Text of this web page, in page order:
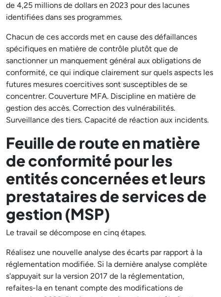
de 4,25 millions de dollars en 2023 pour des lacunes
identifiées dans ses programmes.
Chacun de ces accords met en cause des défaillances
spécifiques en matière de contrôle plutôt que de
sanctionner un manquement général aux obligations de
conformité, ce qui indique clairement sur quels aspects les
futures mesures coercitives sont susceptibles de se
concentrer. Couverture MFA. Discipline en matière de
gestion des accès. Correction des vulnérabilités.
Surveillance des tiers. Capacité de réaction aux incidents.
Feuille de route en matière
de conformité pour les
entités concernées et leurs
prestataires de services de
gestion (MSP)
Le travail se décompose en cinq étapes.
Réalisez une nouvelle analyse des écarts par rapport à la
réglementation modifiée. Si la dernière analyse complète
s'appuyait sur la version 2017 de la réglementation,
refaites-la en tenant compte des modifications de